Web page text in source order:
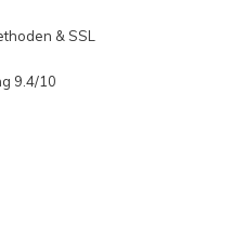
& SSL
9.4/10